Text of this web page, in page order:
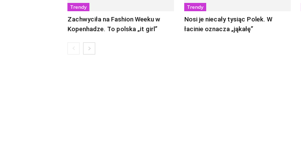
Trendy
Zachwyciła na Fashion Weeku w
Kopenhadze. To polska „it girl”
Trendy
Nosi je niecały tysiąc Polek. W
łacinie oznacza „jąkałę”